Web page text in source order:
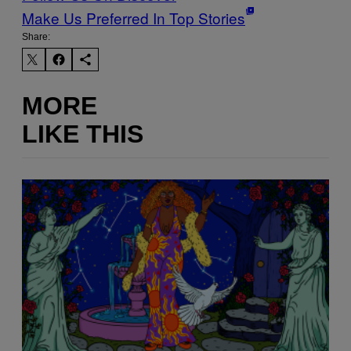
Make Us Preferred In Top Stories
Share:
MORE
LIKE THIS